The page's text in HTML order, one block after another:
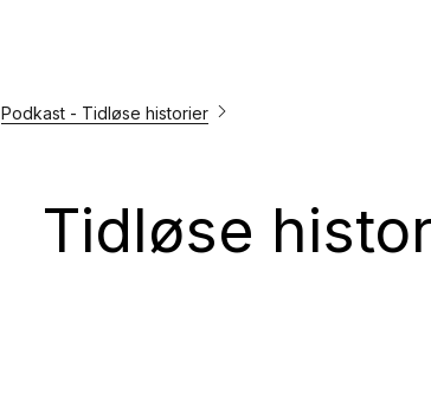
Podkast - Tidløse historier
Tidløse